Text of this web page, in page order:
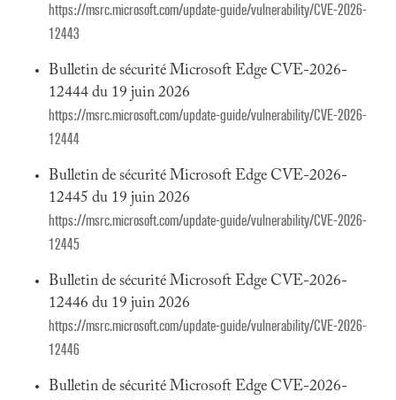
https://msrc.microsoft.com/update-guide/vulnerability/CVE-2026-
12443
Bulletin de sécurité Microsoft Edge CVE-2026-
12444 du 19 juin 2026
https://msrc.microsoft.com/update-guide/vulnerability/CVE-2026-
12444
Bulletin de sécurité Microsoft Edge CVE-2026-
12445 du 19 juin 2026
https://msrc.microsoft.com/update-guide/vulnerability/CVE-2026-
12445
Bulletin de sécurité Microsoft Edge CVE-2026-
12446 du 19 juin 2026
https://msrc.microsoft.com/update-guide/vulnerability/CVE-2026-
12446
Bulletin de sécurité Microsoft Edge CVE-2026-